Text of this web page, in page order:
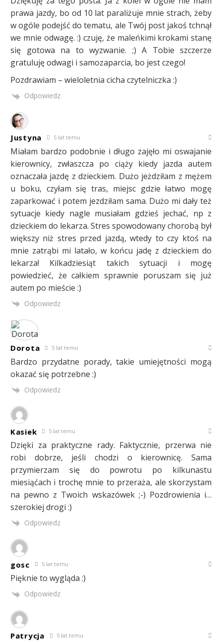
prawa jazdy, bo od 10 lat paraliżuje mnie strach, żeby
w ogóle podejść do tematu, ale Twój post jakoś tchnął
we mnie odwagę. :) czuję, że maleńkimi krokami stanę
się gotowa na to wyzwanie. ;) A Tobie szczerze
gratuluję odwagi i samozaparcia, bo jest czego!
Pozdrawiam – wieloletnia cicha czytelniczka :)
Odpowiedz
Justyna 5 lat temu
Miałam bardzo podobnie i długo zajęło mi oswajanie
kierownicy, zwłaszcza po ciąży kiedy jazda autem
oznaczała jazdę z dzieckiem. Dużo jeżdziłam z mężem
u boku, czyłam się tras, miejsc gdzie łatwo mogę
zaparkować i potem jezdziłam sama. Dużo mi dały też
sytuacje kiedy nagle musiałam gdzieś jechać, np z
dzieckiem do lekarza. Stres spowodowany chorobą był
większy niż stres przed jazdą, wtedy to czy ktoś na
mnie zatrąbi mi latało, w końcu jadę z dzieckiem do
lekarza! Kilkadziesiąt takich sytuacji i mogę
powiedzieć, że całkiem sprawnie poruszam się już
autem po mieście :)
Odpowiedz
Dorota 5 lat temu
Bardzo przydatne porady, takie umiejętności mogą
okazać się potrzebne :)
Odpowiedz
Kasiek 5 lat temu
Dzięki za praktyczne rady. Faktycznie, przerwa nie
robi dobrze, jeśli chodzi o kierownicę. Sama
przymierzam się do powrotu po kilkunastu
miesiąćach i trochę mnie to przeraża, ale skorzystam
na pewno z Twoich wskazówek ;-) Pozdrowienia i…
szerokiej drogi :)
Odpowiedz
gosc 5 lat temu
Pięknie to wygląda :)
Odpowiedz
Patrycja 5 lat temu